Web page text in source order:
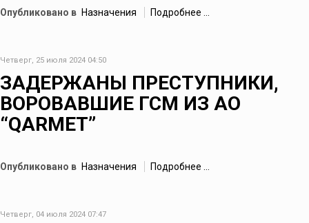
Опубликовано в Назначения Подробнее ...
Четверг, 25 июля 2024 04:50
ЗАДЕРЖАНЫ ПРЕСТУПНИКИ,
ВОРОВАВШИЕ ГСМ ИЗ АО
“QARMET”
Опубликовано в Назначения Подробнее ...
Четверг, 04 июля 2024 07:47